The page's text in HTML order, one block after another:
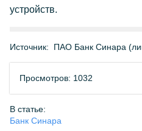
устройств.
Источник: ПАО Банк Синара
Просмотров: 1032
В статье:
Банк Синара